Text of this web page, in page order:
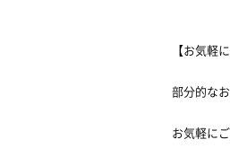
【お気軽
部分的な
お気軽に